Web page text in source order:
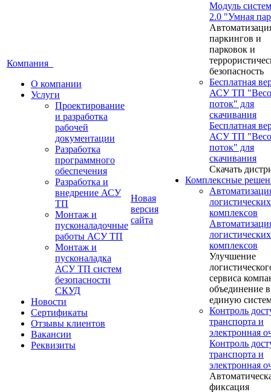
Компания
О компании
Услуги
Проектирование
и разработка
рабочей
документации
Разработка
программного
обеспечения
Разработка и
внедрение АСУ
ТП
Монтаж и
пусконаладочные
работы АСУ ТП
Монтаж и
пусконаладка
АСУ ТП систем
безопасности
СКУД
Новости
Сертификаты
Отзывы клиентов
Вакансии
Реквизиты
Новая
версия
сайта
Модуль
2.0 "Умная
паркингов и
парковок и
безопасность
Бесплатная
АСУ ТП
поток" для
скачивания
Бесплатная
АСУ ТП
поток" для
скачивания
Скачать
Комплексные
логистических
комплексов
логистических
комплексов
Улучшение
сервиса
объединение в
единую
Контроль
транспорта и
электронная
Контроль
транспорта и
электронная
фиксация